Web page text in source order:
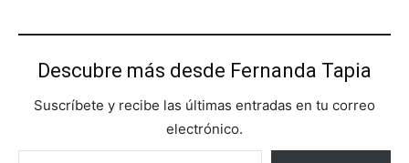
Descubre más desde Fernanda Tapia
Suscríbete y recibe las últimas entradas en tu correo
electrónico.
Escribe tu correo electrónico…